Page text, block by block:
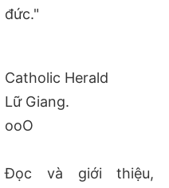
đức."
Catholic Herald
Lữ Giang.
ooO
Đọc và giới thiệu,